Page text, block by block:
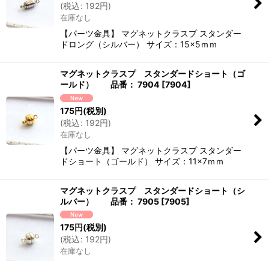
(税込: 192円)
在庫なし
【パーツ金具】 マグネットクラスプ スタンダー
ドロング（シルバー） サイズ：15×5ｍｍ
マグネットクラスプ スタンダードショート（ゴ
ールド） 品番： 7904 [7904]
175円(税別)
(税込: 192円)
在庫なし
【パーツ金具】 マグネットクラスプ スタンダー
ドショート（ゴールド） サイズ：11×7ｍｍ
マグネットクラスプ スタンダードショート（シ
ルバー） 品番： 7905 [7905]
175円(税別)
(税込: 192円)
在庫なし